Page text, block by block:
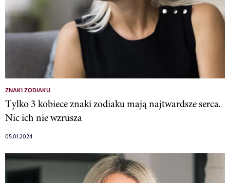
ZNAKI ZODIAKU
Tylko 3 kobiece znaki zodiaku mają najtwardsze serca.
Nic ich nie wzrusza
05.01.2024